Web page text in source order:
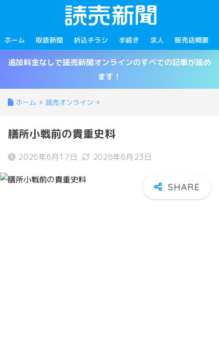
ホーム 取扱新聞 折込チラシ 手続き 求人 販売店概要
追加料金なしで読売新聞オンラインのすべての記事が読め
ます！
ホーム 読売オンライン
膳所小戦前の貴重史料
2026年6月17日 2026年6月23日